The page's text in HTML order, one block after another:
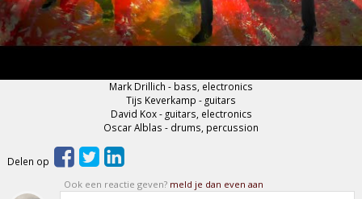
Mark Drillich - bass, electronics
Tijs Keverkamp - guitars
David Kox - guitars, electronics
Oscar Alblas - drums, percussion
Delen op
Ook een reactie geven? meld je dan even aan